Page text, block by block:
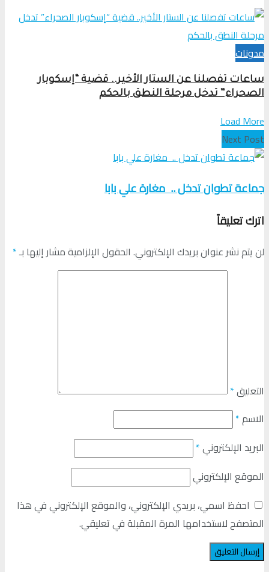
مدونات
ساعات تفصلنا عن الستار الأخير.. قضية “إسكوبار
الصحراء” تدخل مرحلة النطق بالحكم
Load More
Next Post
جماعة تطوان تدخل .. مغارة علي بابا
اترك تعليقاً
لن يتم نشر عنوان بريدك الإلكتروني. الحقول الإلزامية مشار إليها بـ*
التعليق*
الاسم*
البريد الإلكتروني*
الموقع الإلكتروني
احفظ اسمي، بريدي الإلكتروني، والموقع الإلكتروني في هذا
المتصفح لاستخدامها المرة المقبلة في تعليقي.